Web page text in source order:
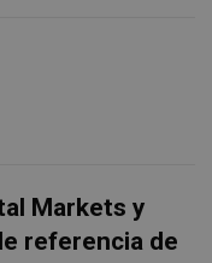
Markets y
referencia de